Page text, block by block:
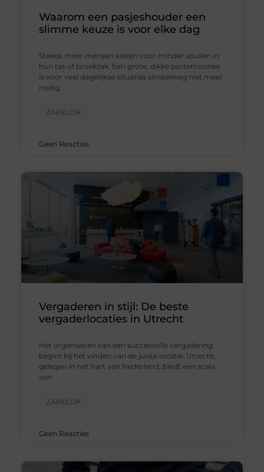
Waarom een pasjeshouder een
slimme keuze is voor elke dag
Steeds meer mensen kiezen voor minder spullen in
hun tas of broekzak. Een grote, dikke portemonnee
is voor veel dagelijkse situaties simpelweg niet meer
nodig.
ZAKELIJK
Geen Reacties
Vergaderen in stijl: De beste
vergaderlocaties in Utrecht
Het organiseren van een succesvolle vergadering
begint bij het vinden van de juiste locatie. Utrecht,
gelegen in het hart van Nederland, biedt een scala
aan
ZAKELIJK
Geen Reacties